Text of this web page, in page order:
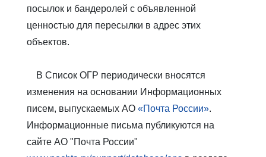
посылок и бандеролей с объявленной
ценностью для пересылки в адрес этих
объектов.
В Список ОГР периодически вносятся
изменения на основании Информационных
писем, выпускаемых АО «Почта России».
Информационные письма публикуются на
сайте АО "Почта России"